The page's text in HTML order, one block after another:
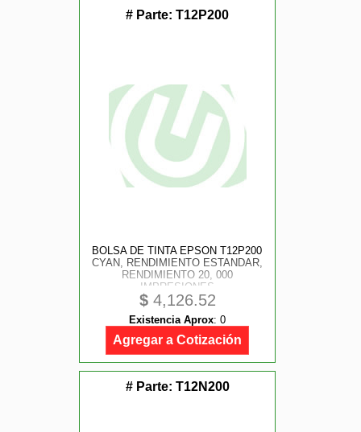
# Parte: T12P200
BOLSA DE TINTA EPSON T12P200
CYAN, RENDIMIENTO ESTANDAR,
RENDIMIENTO 20, 000
IMPRESIONES
$4,126.52
Existencia Aprox: 0
Agregar a Cotización
# Parte: T12N200